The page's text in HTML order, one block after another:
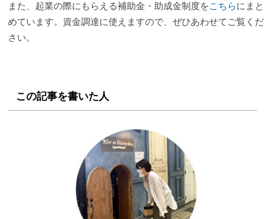
また、起業の際にもらえる補助金・助成金制度をこちらにまと
めています。資金調達に使えますので、ぜひあわせてご覧くだ
さい。
この記事を書いた人